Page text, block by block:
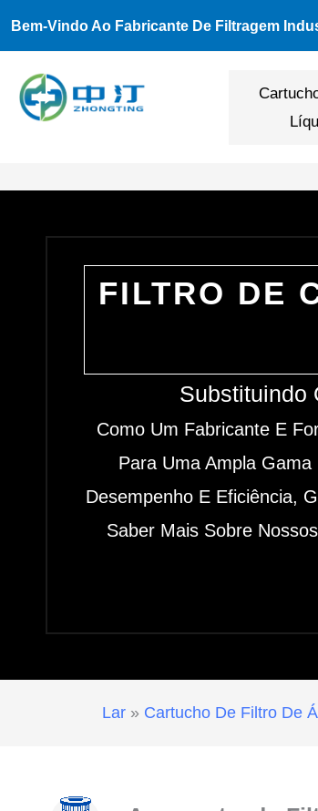
Conteúdo
Bem-Vindo Ao Fabricante De Filtragem
FILTRO DE
Substituindo
Como Um Fabricante E
Para Uma Ampla
Desempenho E Eficiência,
Saber Mais Sobre
Lar » Cartucho De Filtro De